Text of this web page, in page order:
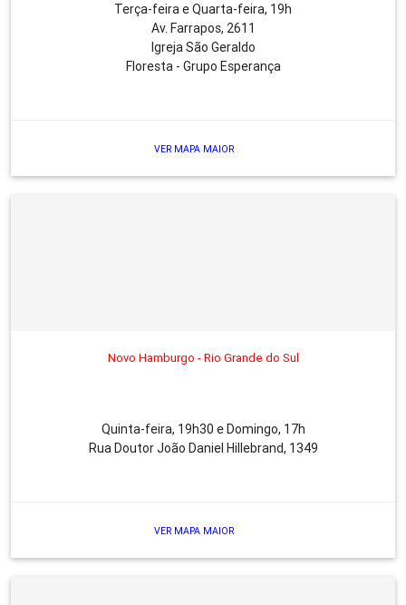
Terça-feira e Quarta-feira, 19h
Av. Farrapos, 2611
Igreja São Geraldo
Floresta - Grupo Esperança
VER MAPA MAIOR
Novo Hamburgo - Rio Grande do Sul
Quinta-feira, 19h30 e Domingo, 17h
Rua Doutor João Daniel Hillebrand, 1349
VER MAPA MAIOR